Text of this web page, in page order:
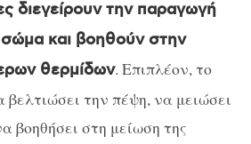
διεγείρουν την παραγωγή
και βοηθούν στην
θερμίδων. Επιπλέον, το
βελτιώσει την πέψη, να μειώσει
βοηθήσει στη μείωση της